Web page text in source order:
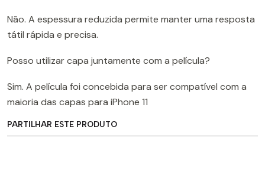
Não. A espessura reduzida permite manter uma resposta
tátil rápida e precisa.
Posso utilizar capa juntamente com a película?
Sim. A película foi concebida para ser compatível com a
maioria das capas para iPhone 11
PARTILHAR ESTE PRODUTO